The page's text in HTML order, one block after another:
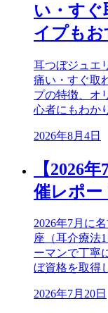
い・す
イプもお
耳つぼジュエ
痛い・すぐ取
プの特徴、オ
心者にもわか
2026年8月4日
【2026
催レポー
2026年7月に
座（耳介療法
ーマンで丁寧
ぼ資格を取得
2026年7月20日